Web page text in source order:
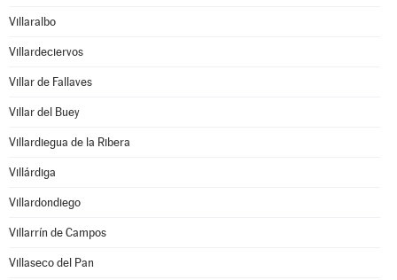
Villaralbo
Villardeciervos
Villar de Fallaves
Villar del Buey
Villardiegua de la Ribera
Villárdiga
Villardondiego
Villarrín de Campos
Villaseco del Pan